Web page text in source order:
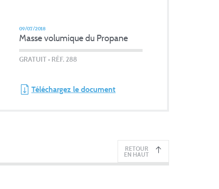
09/07/2018
Masse volumique du Propane
GRATUIT• RÉF. 288
Téléchargez le document
RETOUR
EN HAUT